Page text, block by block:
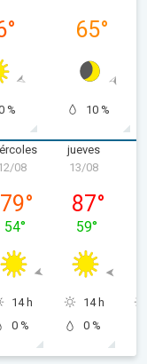
°
%
65°
10 %
miércoles, 12/08
08
79°
54°
14 h
0 %
jueves
13/08
87°
59°
14 h
0 %